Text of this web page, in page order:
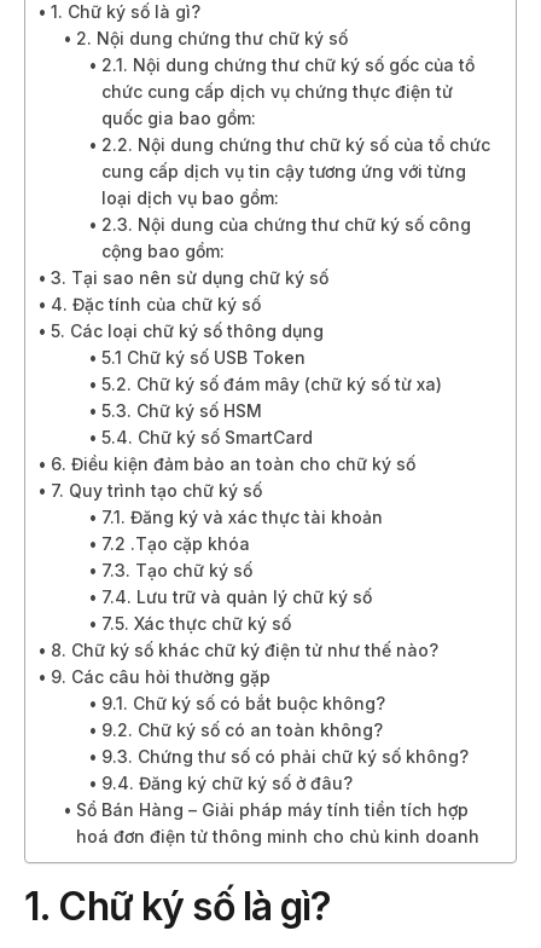
1. Chữ ký số là gì?
2. Nội dung chứng thư chữ ký số
2.1. Nội dung chứng thư chữ ký số gốc của tổ
chức cung cấp dịch vụ chứng thực điện tử
quốc gia bao gồm:
2.2. Nội dung chứng thư chữ ký số của tổ chức
cung cấp dịch vụ tin cậy tương ứng với từng
loại dịch vụ bao gồm:
2.3. Nội dung của chứng thư chữ ký số công
cộng bao gồm:
3. Tại sao nên sử dụng chữ ký số
4. Đặc tính của chữ ký số
5. Các loại chữ ký số thông dụng
5.1 Chữ ký số USB Token
5.2. Chữ ký số đám mây (chữ ký số từ xa)
5.3. Chữ ký số HSM
5.4. Chữ ký số SmartCard
6. Điều kiện đảm bảo an toàn cho chữ ký số
7. Quy trình tạo chữ ký số
7.1. Đăng ký và xác thực tài khoản
7.2 .Tạo cặp khóa
7.3. Tạo chữ ký số
7.4. Lưu trữ và quản lý chữ ký số
7.5. Xác thực chữ ký số
8. Chữ ký số khác chữ ký điện tử như thế nào?
9. Các câu hỏi thường gặp
9.1. Chữ ký số có bắt buộc không?
9.2. Chữ ký số có an toàn không?
9.3. Chứng thư số có phải chữ ký số không?
9.4. Đăng ký chữ ký số ở đâu?
Sổ Bán Hàng – Giải pháp máy tính tiền tích hợp
hoá đơn điện tử thông minh cho chủ kinh doanh
1. Chữ ký số là gì?